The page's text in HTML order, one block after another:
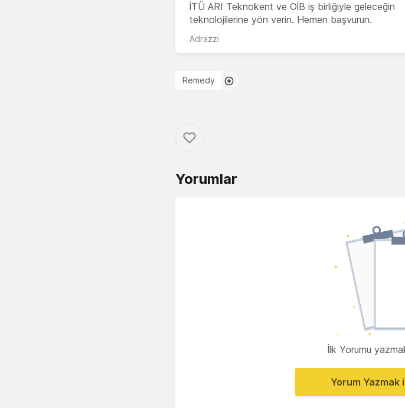
İTÜ ARI Teknokent ve OİB iş birliğiyle geleceğin
teknolojilerine yön verin. Hemen başvurun.
Adrazzi
Remedy
Yorumlar
İlk Yorumu
Yorum Yazmak